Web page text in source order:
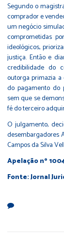
Segundo o
comprador e
um negócio
comprometidas
ideológicos,
justiça. Então e
credibilidade do
outorga primazia a
do pagamento do
sem que se
fé do terceiro
O julgamento,
desembargadores
Campos da Silva
Apelação nº
Fonte: Jornal